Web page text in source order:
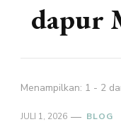
dapur
Menampilkan: 1 - 2
JULI 1, 2026 BLOG